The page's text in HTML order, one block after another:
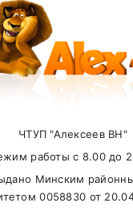
доставки
города Беларуси
ЧТУП "Алексеев ВН"
работы с 8.00 до
Минским
0058830 от